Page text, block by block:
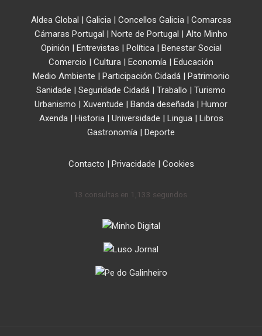
Aldea Global | Galicia| Concellos Galicia| Comarcas
Cámaras Portugal | Norte de Portugal | Alto Minho
Opinión | Entrevistas | Política| Benestar Social
Comercio | Cultura | Economía | Educación
Medio Ambiente | Participación Cidadá| Patrimonio
Sanidade | Seguridade Cidadá | Traballo | Turismo
Urbanismo | Xuventude | Banda deseñada | Humor
Axenda| Historia| Universidade | Lingua| Libros
Gastronomía | Deporte
Contacto | Privacidade | Cookies
13 consultas en 1,133 segundos.